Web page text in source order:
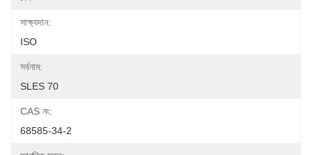
সাক্ষ্যদান:
ISO
সর্বনাম:
SLES 70
CAS নং:
68585-34-2